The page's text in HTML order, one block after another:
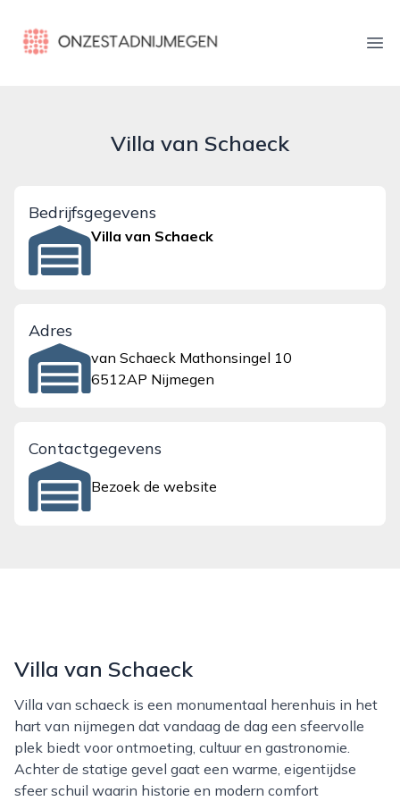
onzestadnijmegen.nl
Villa van Schaeck
Bedrijfsgegevens
Villa van Schaeck
Adres
van Schaeck Mathonsingel 10
6512AP Nijmegen
Contactgegevens
Bezoek de website
Villa van Schaeck
Villa van schaeck is een monumentaal herenhuis in het
hart van nijmegen dat vandaag de dag een sfeervolle
plek biedt voor ontmoeting, cultuur en gastronomie.
Achter de statige gevel gaat een warme, eigentijdse
sfeer schuil waarin historie en modern comfort